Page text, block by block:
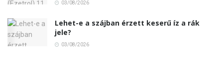
03/08/2026
Lehet-e a szájban érzett keserű íz a rák
jele?
03/08/2026